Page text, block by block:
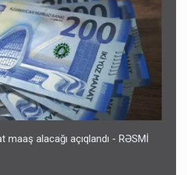
alacağı açıqlandı - RƏSMİ